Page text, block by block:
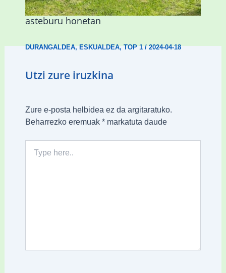
eskulturak ezagutzera emango ditu
asteburu honetan
DURANGALDEA,ESKUALDEA,TOP 1/2024-04-18
Utzi zure iruzkina
Zure e-posta helbidea ez da argitaratuko.
Beharrezko eremuak *markatuta daude
here..